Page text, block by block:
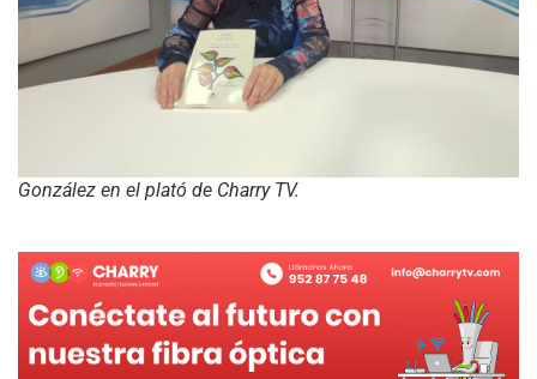
González en el plató de Charry TV.